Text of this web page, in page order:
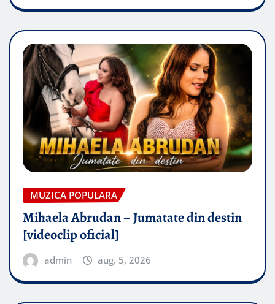
MUZICA POPULARA
Mihaela Abrudan – Jumatate din destin
[videoclip oficial]
admin aug. 5, 2026